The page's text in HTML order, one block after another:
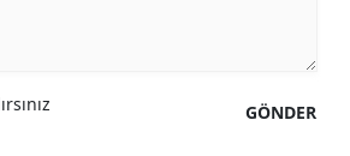
GÖNDER